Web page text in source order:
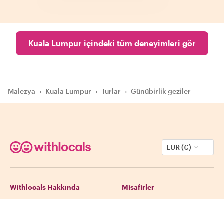
Kuala Lumpur içindeki tüm deneyimleri gör
Malezya › Kuala Lumpur › Turlar › Günübirlik geziler
EUR (€)
Withlocals Hakkında Misafirler